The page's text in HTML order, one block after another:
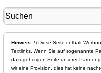
Hinweis: *) Diese Seite enthält
Textlinks. Wenn Sie auf sogenannte
dazugehörigen Seite unserer Partner
wir eine Provision, dies hat keine